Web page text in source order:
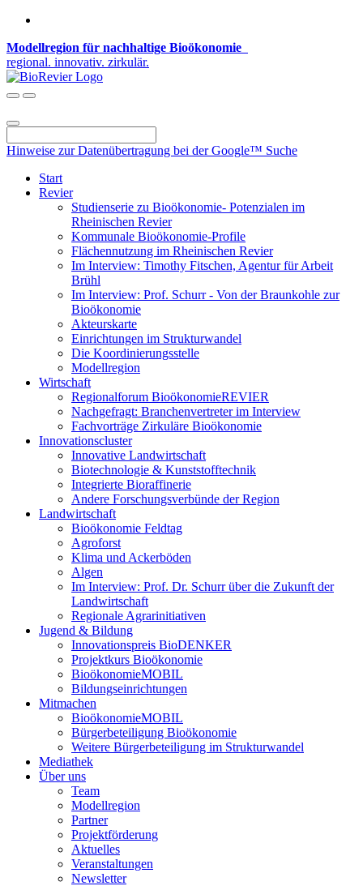
Modellregion für nachhaltige Bioökonomie
regional. innovativ. zirkulär.
Hinweise zur Datenübertragung bei der Google™ Suche
Start
Revier
Studienserie zu Bioökonomie- Potenzialen im
Rheinischen Revier
Kommunale Bioökonomie-Profile
Flächennutzung im Rheinischen Revier
Im Interview: Timothy Fitschen, Agentur für Arbeit
Brühl
Im Interview: Prof. Schurr - Von der Braunkohle zur
Bioökonomie
Akteurskarte
Einrichtungen im Strukturwandel
Die Koordinierungsstelle
Modellregion
Wirtschaft
Regionalforum BioökonomieREVIER
Nachgefragt: Branchenvertreter im Interview
Fachvorträge Zirkuläre Bioökonomie
Innovationscluster
Innovative Landwirtschaft
Biotechnologie & Kunststofftechnik
Integrierte Bioraffinerie
Andere Forschungsverbünde der Region
Landwirtschaft
Bioökonomie Feldtag
Agroforst
Klima und Ackerböden
Algen
Im Interview: Prof. Dr. Schurr über die Zukunft der
Landwirtschaft
Regionale Agrarinitiativen
Jugend & Bildung
Innovationspreis BioDENKER
Projektkurs Bioökonomie
BioökonomieMOBIL
Bildungseinrichtungen
Mitmachen
BioökonomieMOBIL
Bürgerbeteiligung Bioökonomie
Weitere Bürgerbeteiligung im Strukturwandel
Mediathek
Über uns
Team
Modellregion
Partner
Projektförderung
Aktuelles
Veranstaltungen
Newsletter